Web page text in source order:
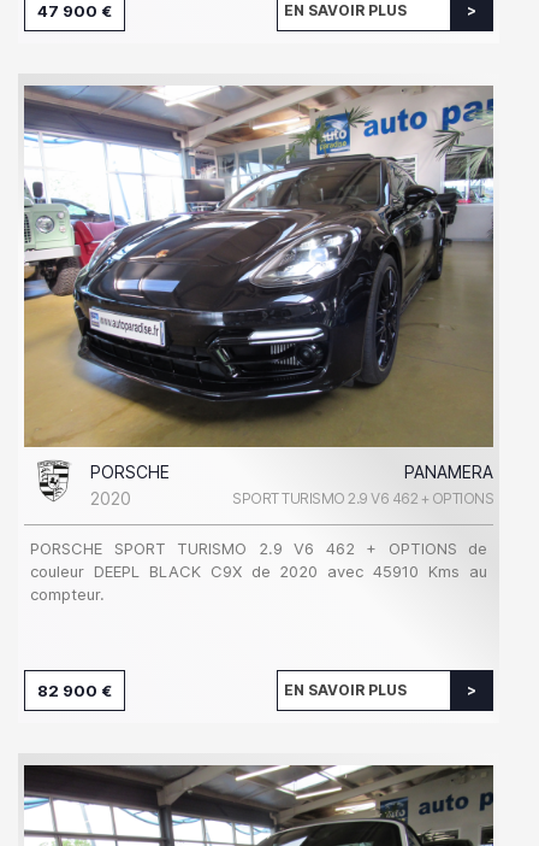
47 900 € EN SAVOIR PLUS
PORSCHE
PANAMERA
2020
SPORT TURISMO 2.9 V6 462 + OPTIONS
PORSCHE SPORT TURISMO 2.9 V6 462 + OPTIONS de
couleur DEEPL BLACK C9X de 2020 avec 45910 Kms au
compteur.
82 900 € EN SAVOIR PLUS